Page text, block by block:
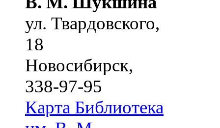
ул. Твардовского,
18
Новосибирск,
338-97-95
Карта Библиотека